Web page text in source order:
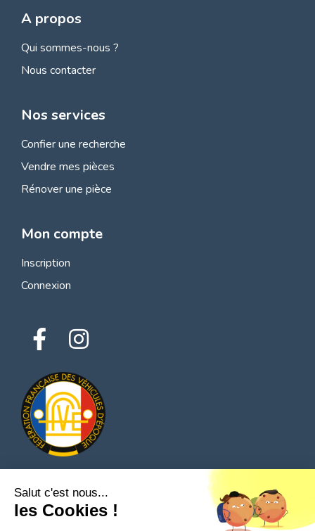
A propos
Qui sommes-nous ?
Nous contacter
Nos services
Confier une recherche
Vendre mes pièces
Rénover une pièce
Mon compte
Inscription
Connexion
© 2026 Tous droits réservés - Classic Parts Finder
Politique de confidentialités
Salut c'est nous...
les Cookies !